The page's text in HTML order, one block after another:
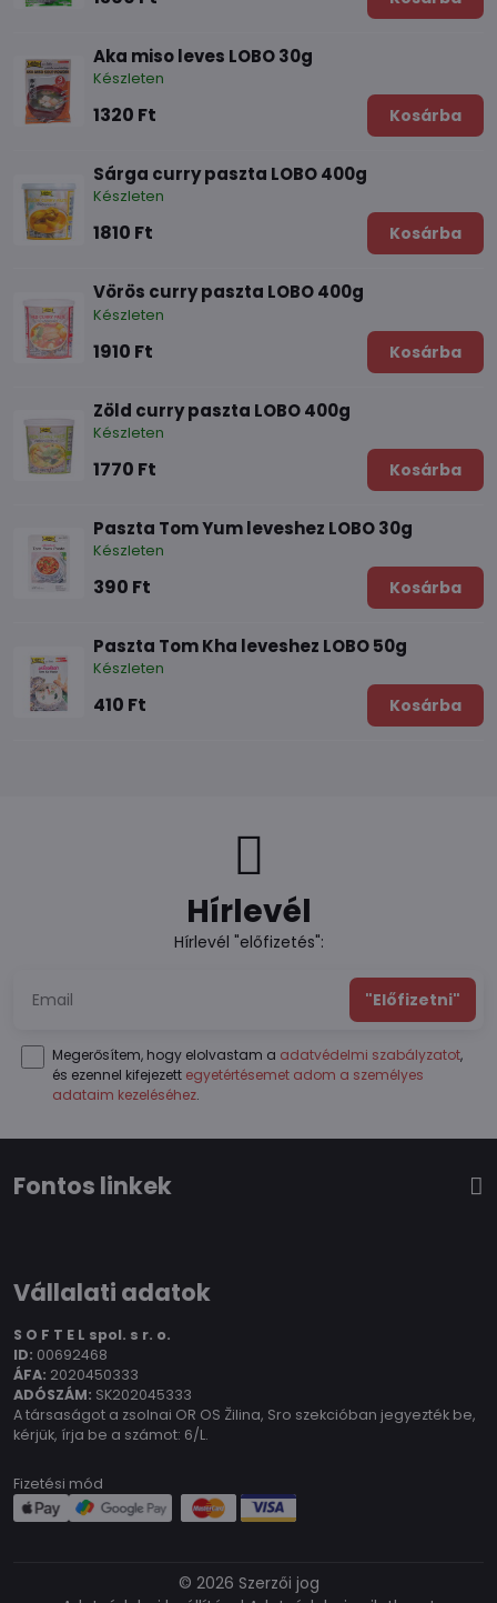
Aka miso leves LOBO 30g
Készleten
1320 Ft Kosárba
Sárga curry paszta LOBO 400g
Készleten
1810 Ft Kosárba
Vörös curry paszta LOBO 400g
Készleten
1910 Ft Kosárba
Zöld curry paszta LOBO 400g
Készleten
1770 Ft Kosárba
Paszta Tom Yum leveshez LOBO 30g
Készleten
390 Ft Kosárba
Paszta Tom Kha leveshez LOBO 50g
Készleten
410 Ft Kosárba
Hírlevél
Hírlevél "előfizetés":
"Előfizetni"
Megerősítem, hogy elolvastam a adatvédelmi szabályzatot,
és ezennel kifejezett egyetértésemet adom a személyes
adataim kezeléséhez.
Fontos linkek
Vállalati adatok
S O F T E L spol. s r. o.
ID: 00692468
ÁFA: 2020450333
ADÓSZÁM: SK202045333
A társaságot a zsolnai OR OS Žilina, Sro szekcióban jegyezték be,
kérjük, írja be a számot: 6/L.
Fizetési mód
© 2026 Szerzői jog